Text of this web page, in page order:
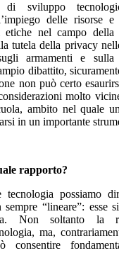
di sviluppo
delle risorse e
etiche nel campo
tutela della privacy
armamenti e sulla
dibattito,
non può certo
molto
ambito nel quale
in un importante
rapporto?
tecnologia possiamo
“lineare”: esse
Non soltanto la
ma,
consentire